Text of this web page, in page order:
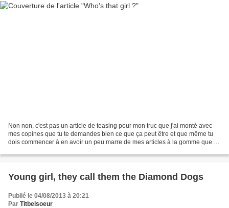
Non non, c'est pas un article de teasing pour mon truc que j'ai monté avec
mes copines que tu te demandes bien ce que ça peut être et que même tu
dois commencer à en avoir un peu marre de mes articles à la gomme que un
Young girl, they call them the Diamond Dogs
Publié le 04/08/2013 à 20:21
Par Titbelsoeur